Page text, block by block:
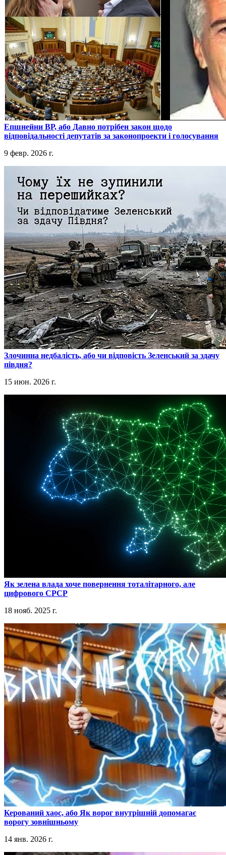
​Епшнейни ВР, або Давно потрібен закон щодо
відповідальності депутатів за законопроекти і голосування
9 февр. 2026 г.
​Злочинна недбалість, або чи відповість Зеленський за здачу
півдня?
15 июн. 2026 г.
​Як зелена влада хоче повернення тоталітарного, але
цифрового СРСР
18 нояб. 2025 г.
​Керований хаос, або Як ворог внутрішній допомагає
ворогу зовнішньому
14 янв. 2026 г.